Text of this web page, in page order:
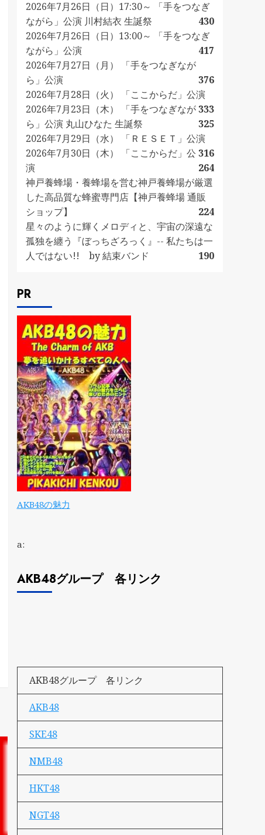
2026年7月26日（日）17:30～ 「手をつなぎ
ながら」公演 川村結衣 生誕祭
430
2026年7月26日（日）13:00～ 「手をつなぎ
ながら」公演
417
2026年7月27日（月） 「手をつなぎなが
ら」公演
376
2026年7月28日（火） 「ここからだ」公演
333
2026年7月23日（木） 「手をつなぎなが
ら」公演 丸山ひなた 生誕祭
325
2026年7月29日（水） 「ＲＥＳＥＴ」公演
316
2026年7月30日（木） 「ここからだ」公
演
264
神戸養蜂場・養蜂場を営む神戸養蜂場が厳選
した高品質な蜂蜜専門店【神戸養蜂場 通販
ショップ】
224
星々のように輝くメロディと、宇宙の深遠な
孤独を纏う『ぼっちざろっく』-- 私たちは一
人ではない!! by 結束バンド
190
PR
AKB48の魅力
a:
AKB48グループ 各リンク
AKB48グループ 各リンク
AKB48
SKE48
NMB48
HKT48
NGT48